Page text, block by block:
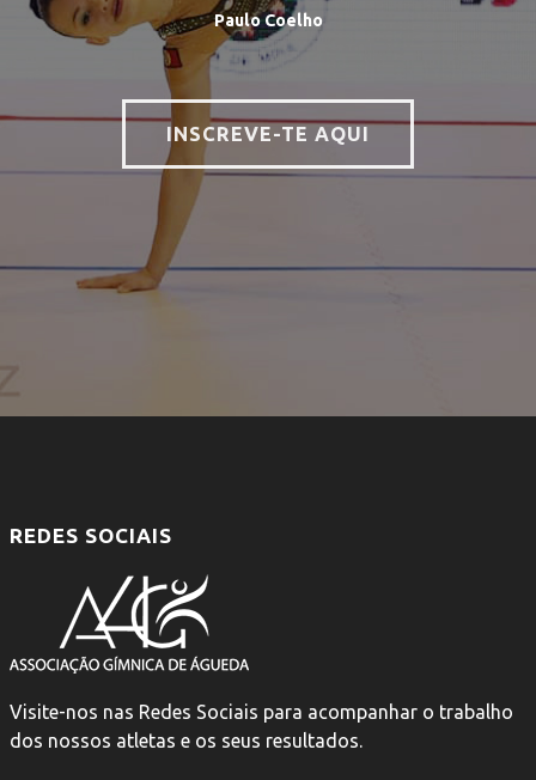
Paulo Coelho
INSCREVE-TE AQUI
REDES SOCIAIS
Visite-nos nas Redes Sociais para acompanhar o trabalho
dos nossos atletas e os seus resultados.